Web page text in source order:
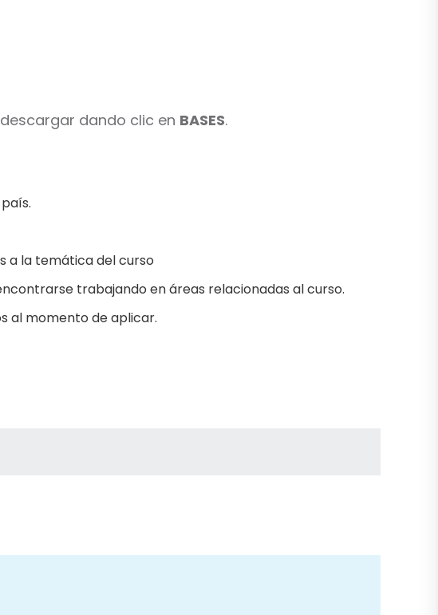
dando clic en BASES.
a la temática del curso
trabajando en áreas relacionadas al curso.
al momento de aplicar.